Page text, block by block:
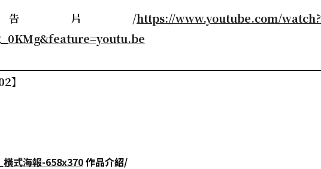
告片/https://www.youtube.com/watch?
】
作品介紹/